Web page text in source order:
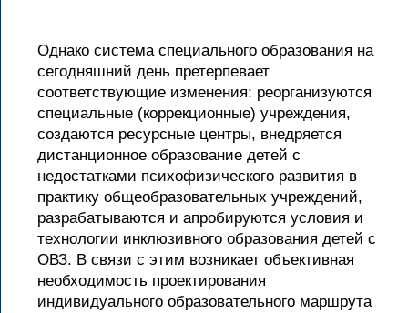
Однако система специального образования на
сегодняшний день претерпевает
соответствующие изменения: реорганизуются
специальные (коррекционные) учреждения,
создаются ресурсные центры, внедряется
дистанционное образование детей с
недостатками психофизического развития в
практику общеобразовательных учреждений,
разрабатываются и апробируются условия и
технологии инклюзивного образования детей с
ОВЗ. В связи с этим возникает объективная
необходимость проектирования
индивидуального образовательного маршрута